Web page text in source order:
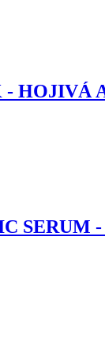
- HOJIVÁ
SERUM -